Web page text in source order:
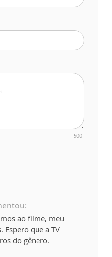
500
ao filme, meu
Espero que a TV
do gênero.